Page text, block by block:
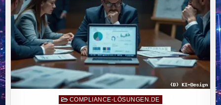
RAUNHOFER I
WU.
Posted
COMPLIANCE-LÖSUNGEN.DE